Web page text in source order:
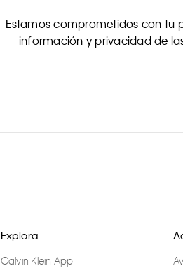
Estamos comprometidos con tu
información y privacidad de
Explora
Calvin Klein App